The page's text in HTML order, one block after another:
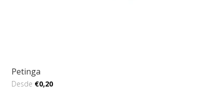
Petinga
Desde €0,20